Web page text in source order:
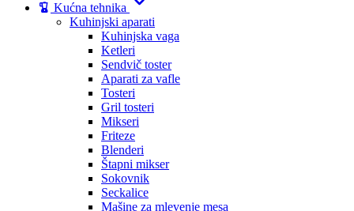
Kućna tehnika
Kuhinjski aparati
Kuhinjska vaga
Ketleri
Sendvič toster
Aparati za vafle
Tosteri
Gril tosteri
Mikseri
Friteze
Blenderi
Štapni mikser
Sokovnik
Seckalice
Mašine za mlevenje mesa